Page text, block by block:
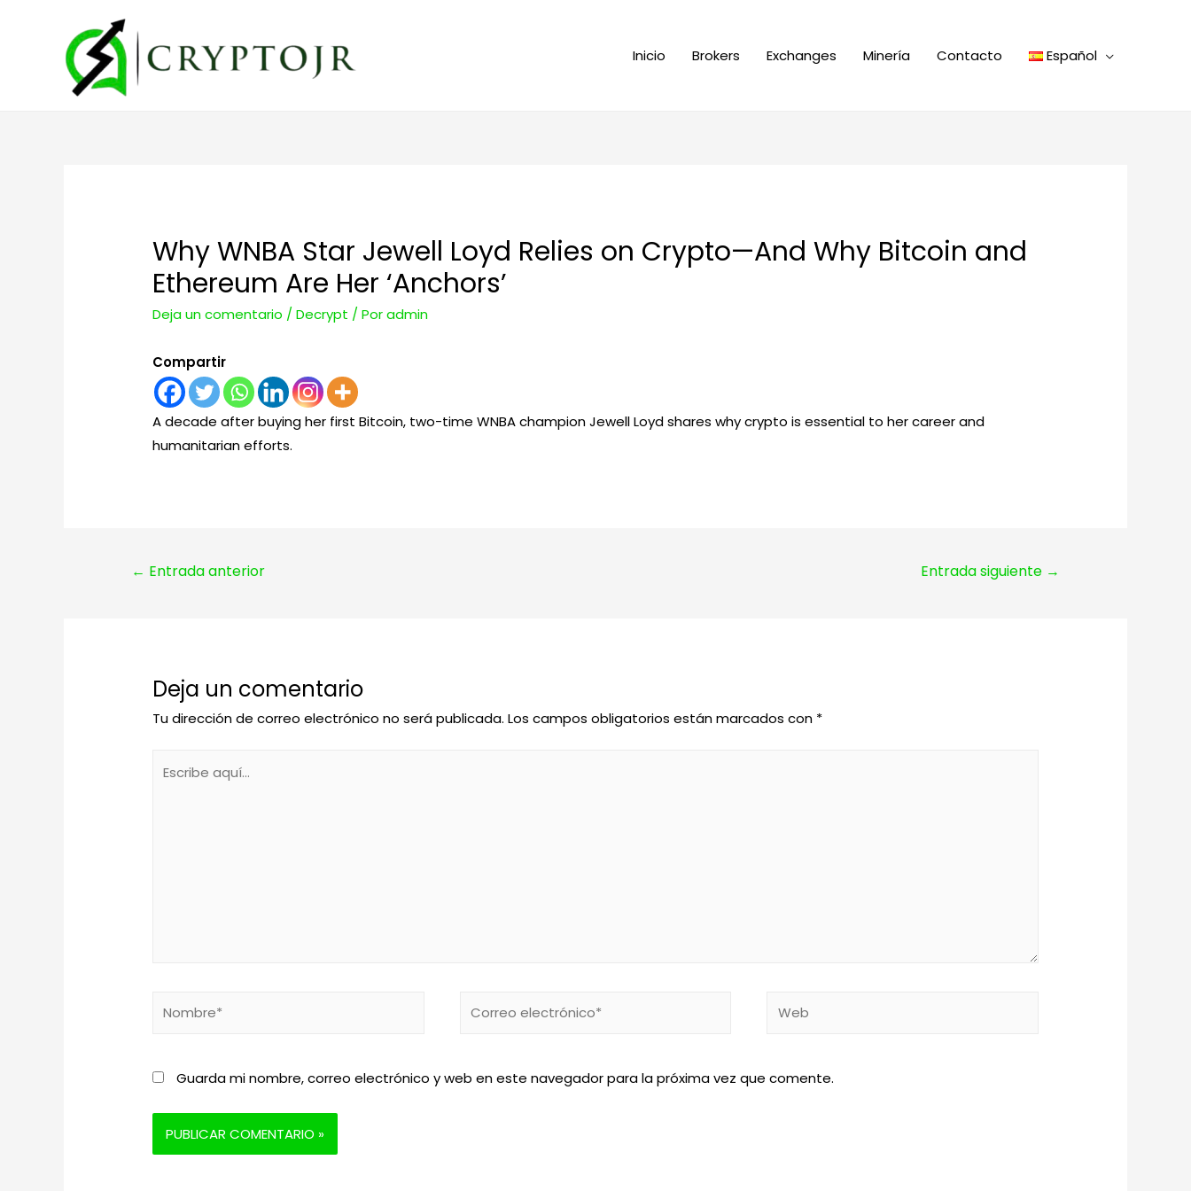
Inicio Brokers Exchanges Minería Contacto Español
Why WNBA Star Jewell Loyd Relies on Crypto—And Why Bitcoin and
Ethereum Are Her ‘Anchors’
Deja un comentario /Decrypt / Poradmin
Compartir
A decade after buying her first Bitcoin, two-time WNBA champion Jewell Loyd shares why crypto is essential to her career and
humanitarian efforts.
Navegación
← Entrada anterior Entrada siguiente →
Deja un comentario
Tu dirección de correo electrónico no será publicada. Los campos obligatorios están marcados con *
Guarda mi nombre, correo electrónico y web en este navegador para la próxima vez que comente.